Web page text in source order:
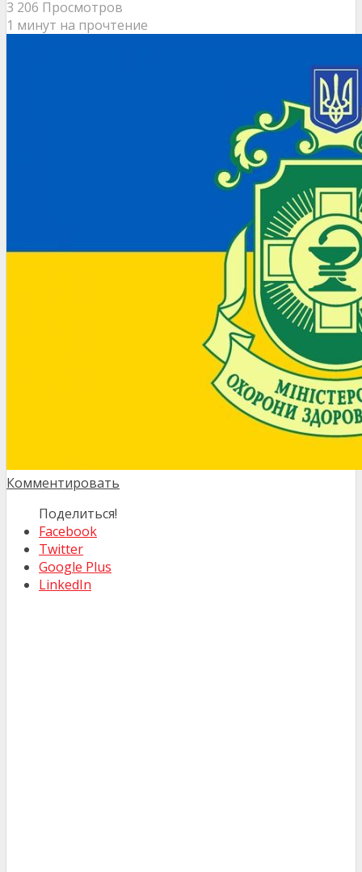
3 206 Просмотров
1 минут на прочтение
Комментировать
Поделиться!
Facebook
Twitter
Google Plus
LinkedIn